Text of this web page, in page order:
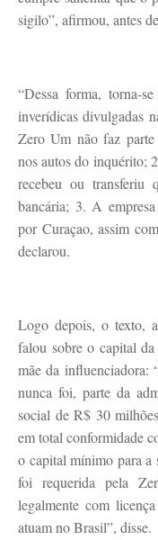
sigilo”, afirmou, antes
“Dessa forma, torna-
inverídicas divulgadas
Zero Um não faz parte
nos autos do inquérito;
recebeu ou transferiu
bancária; 3. A
por Curaçao, assim
declarou.
Logo depois, o texto,
falou sobre o capital
mãe da influenciadora:
nunca foi, parte da
social de R$ 30
em total conformidade
o capital mínimo para a
foi requerida pela
legalmente com
atuam no Brasil”, disse.